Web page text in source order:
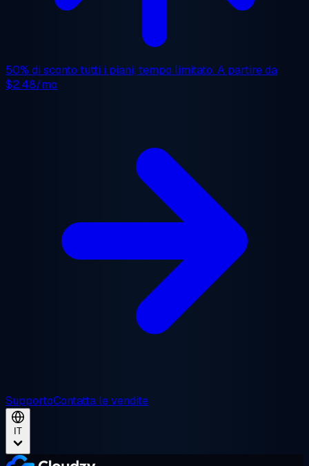
50% di sconto tutti i piani, tempo limitato. A partire da
$2.48/mo
SupportoContatta le vendite
IT